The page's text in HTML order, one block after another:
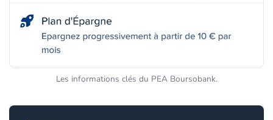
Les informations clés du PEA Boursobank.